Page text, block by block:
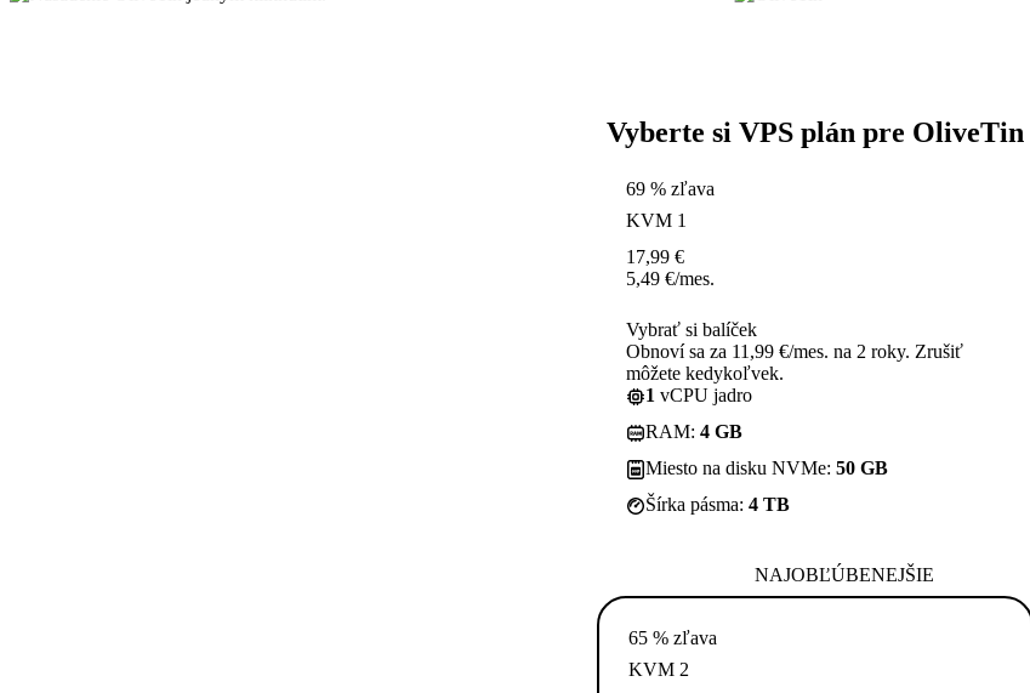
Vyberte si VPS plán pre OliveTin
69 % zľava
KVM 1
17,99 €
5,49 €/mes.
Vybrať si balíček
Obnoví sa za 11,99 €/mes. na 2 roky. Zrušiť
môžete kedykoľvek.
1 vCPU jadro
RAM: 4 GB
Miesto na disku NVMe: 50 GB
Šírka pásma: 4 TB
NAJOBĽÚBENEJŠIE
65 % zľava
KVM 2